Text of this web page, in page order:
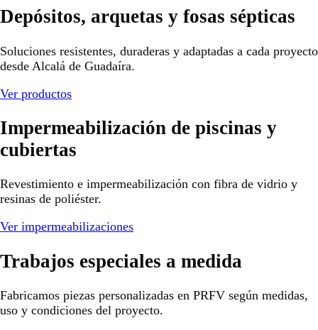
Depósitos, arquetas y fosas sépticas
Soluciones resistentes, duraderas y adaptadas a cada proyecto
desde Alcalá de Guadaíra.
Ver productos
Impermeabilización de piscinas y
cubiertas
Revestimiento e impermeabilización con fibra de vidrio y
resinas de poliéster.
Ver impermeabilizaciones
Trabajos especiales a medida
Fabricamos piezas personalizadas en PRFV según medidas,
uso y condiciones del proyecto.